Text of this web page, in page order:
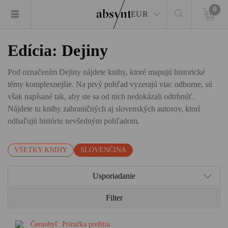
EUR
0
Edícia: Dejiny
Pod označením Dejiny nájdete knihy, ktoré mapujú historické
témy komplexnejšie. Na prvý pohľad vyzerajú viac odborne, sú
však napísané tak, aby ste sa od nich nedokázali odtrhnúť.
Nájdete tu knihy zahraničných aj slovenských autorov, ktorí
odhaľujú históriu nevšedným pohľadom.
VŠETKY KNIHY SLOVENČINA
Usporiadanie
Filter